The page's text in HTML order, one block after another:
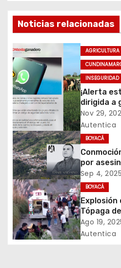
e
g
a
c
i
ó
n
d
e
e
n
Noticias relacionadas
AGRICULTURA
INSEGURIDAD
¡Alerta
dirigida a
regiones
Nov 29,
Autentica
BOYACÁ
por
Daniel Niño
Sep 4, 2025
BOYACÁ
Explosión
Tópaga
heridos
Ago 19,
Autentica